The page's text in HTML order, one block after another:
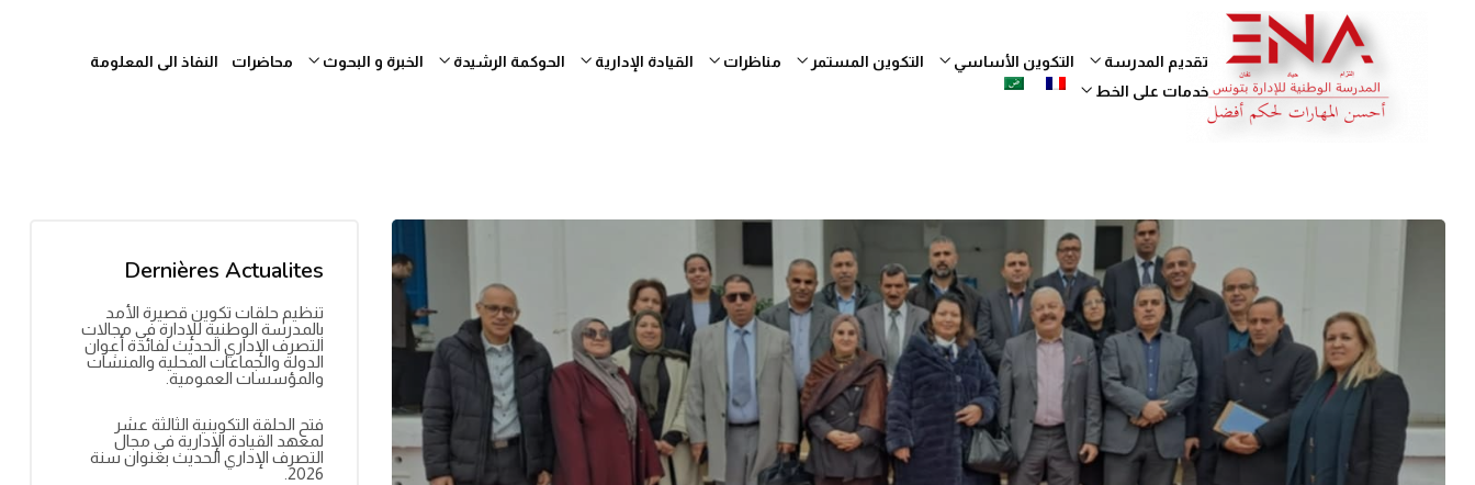
تقديم المدرسة التكوين الأساسي التكوين المستمر مناظرات القيادة الإدارية الحوكمة الرشيدة الخبرة و البحوث محاضرات
النفاذ الى المعلومة
خدمات على الخط
Dernières Actualites
تنظيم حلقات تكوين قصيرة الأمد
بالمدرسة الوطنية للإدارة في مجالات
التصرف الإداري الحديث لفائدة أعوان
الدولة والجماعات المحلية والمنشآت
والمؤسسات العمومية.
فتح الحلقة التكوينية الثالثة عشر
لمعهد القيادة الإدارية في مجال
التصرف الإداري الحديث بعنوان سنة
2026.